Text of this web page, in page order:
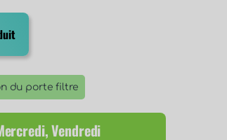
du porte filtre
Vendredi